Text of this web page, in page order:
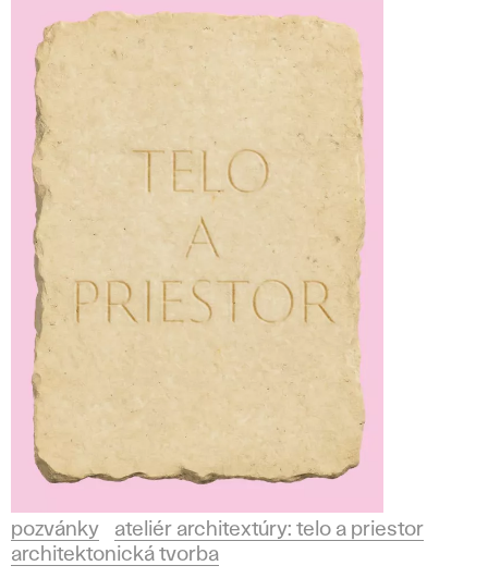
pozvánky
ateliér architextúry: telo a priestor
architektonická tvorba